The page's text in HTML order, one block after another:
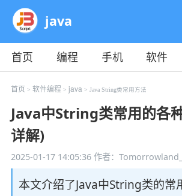
java
首页 编程 手机 软件
教程
平面 服务器
首页 > 软件编程 > java> Java String类常用方法
Java中String类常用的各
详解)
2025-01-17 14:05:36作者：
本文介绍了Java中String类的常